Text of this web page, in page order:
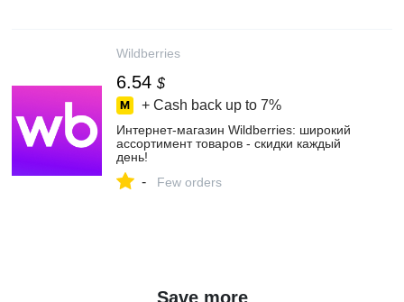
Wildberries
6.54 $
+ Cash back up to 7%
Интернет‑магазин Wildberries: широкий
ассортимент товаров - скидки каждый
день!
- Few orders
Save more